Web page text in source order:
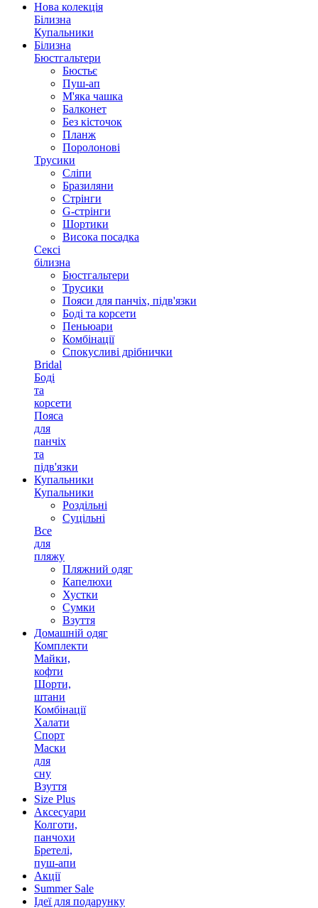
Нова колекція
Білизна
Купальники
Білизна
Бюстгальтери
Бюстьє
Пуш-ап
М'яка чашка
Балконет
Без кісточок
Планж
Поролонові
Трусики
Сліпи
Бразиляни
Стрінги
G-стрінги
Шортики
Висока посадка
Сексі
білизна
Бюстгальтери
Трусики
Пояси для панчіх, підв'язки
Боді та корсети
Пеньюари
Комбінації
Спокусливі дрібнички
Bridal
Боді
та
корсети
Пояса
для
панчіх
та
підв'язки
Купальники
Купальники
Роздільні
Суцільні
Все
для
пляжу
Пляжний одяг
Капелюхи
Хустки
Сумки
Взуття
Домашній одяг
Комплекти
Майки,
кофти
Шорти,
штани
Комбінації
Халати
Спорт
Маски
для
сну
Взуття
Size Plus
Аксесуари
Колготи,
панчохи
Бретелі,
пуш-апи
Акції
Summer Sale
Ідеї для подарунку